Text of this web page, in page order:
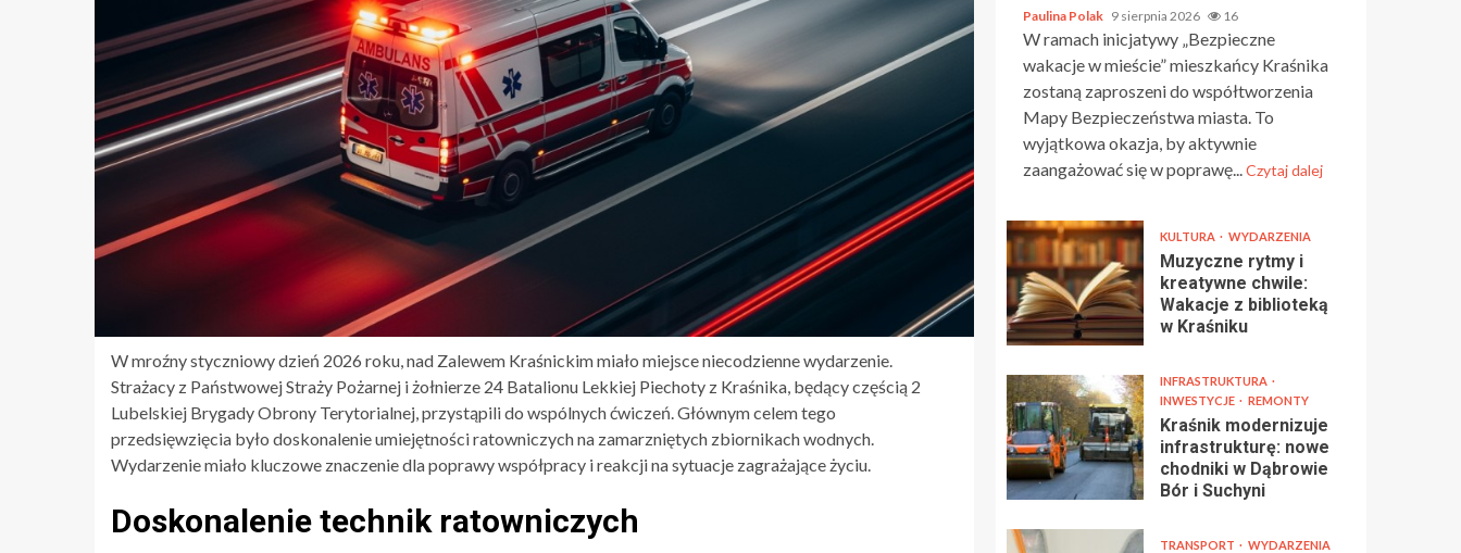
W mroźny styczniowy dzień 2026 roku, nad Zalewem Kraśnickim miało miejsce niecodzienne wydarzenie.
Strażacy z Państwowej Straży Pożarnej i żołnierze 24 Batalionu Lekkiej Piechoty z Kraśnika, będący częścią 2
Lubelskiej Brygady Obrony Terytorialnej, przystąpili do wspólnych ćwiczeń. Głównym celem tego
przedsięwzięcia było doskonalenie umiejętności ratowniczych na zamarzniętych zbiornikach wodnych.
Wydarzenie miało kluczowe znaczenie dla poprawy współpracy i reakcji na sytuacje zagrażające życiu.
Doskonalenie technik ratowniczych
Paulina Polak 9 sierpnia 2026 16
W ramach inicjatywy „Bezpieczne
wakacje w mieście” mieszkańcy Kraśnika
zostaną zaproszeni do współtworzenia
Mapy Bezpieczeństwa miasta. To
wyjątkowa okazja, by aktywnie
zaangażować się w poprawę...Czytaj dalej
KULTURA WYDARZENIA
Muzyczne rytmy i
kreatywne chwile:
Wakacje z biblioteką
w Kraśniku
INFRASTRUKTURA
INWESTYCJE
REMONTY
Kraśnik modernizuje
infrastrukturę: nowe
chodniki w Dąbrowie
Bór i Suchyni
TRANSPORT WYDARZENIA